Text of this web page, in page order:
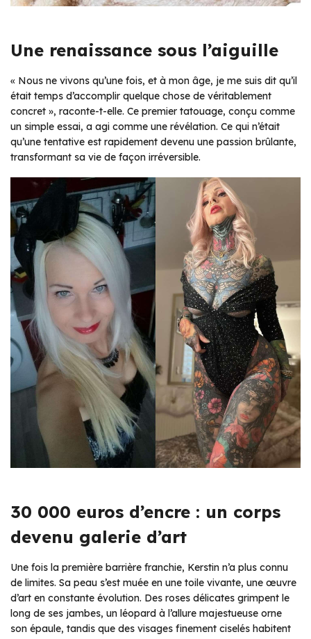
Une renaissance sous l’aiguille
« Nous ne vivons qu’une fois, et à mon âge, je me suis dit qu’il
était temps d’accomplir quelque chose de véritablement
concret », raconte-t-elle. Ce premier tatouage, conçu comme
un simple essai, a agi comme une révélation. Ce qui n’était
qu’une tentative est rapidement devenu une passion brûlante,
transformant sa vie de façon irréversible.
30 000 euros d’encre : un corps
devenu galerie d’art
Une fois la première barrière franchie, Kerstin n’a plus connu
de limites. Sa peau s’est muée en une toile vivante, une œuvre
d’art en constante évolution. Des roses délicates grimpent le
long de ses jambes, un léopard à l’allure majestueuse orne
son épaule, tandis que des visages finement ciselés habitent